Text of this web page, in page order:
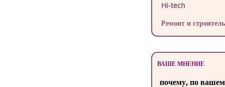
Hi-tech
Ремонт и
ВАШЕ МНЕНИЕ
почему, по